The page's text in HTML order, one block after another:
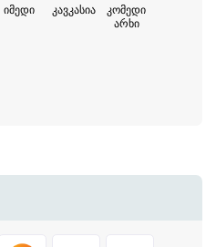
იმედი კავკასია
კომედი
არხი